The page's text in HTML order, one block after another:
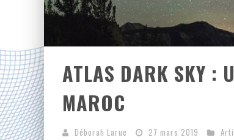
ATLAS DARK SKY :
MAROC
Déborah Larue 27 mars 2019